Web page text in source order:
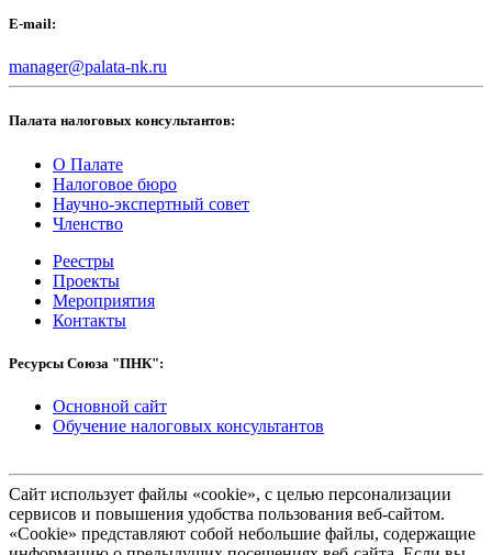
E-mail:
manager@palata-nk.ru
Палата налоговых консультантов:
О Палате
Налоговое бюро
Научно-экспертный совет
Членство
Реестры
Проекты
Мероприятия
Контакты
Ресурсы Союза "ПНК":
Основной сайт
Обучение налоговых консультантов
Сайт использует файлы «cookie», с целью персонализации
сервисов и повышения удобства пользования веб-сайтом.
«Cookie» представляют собой небольшие файлы, содержащие